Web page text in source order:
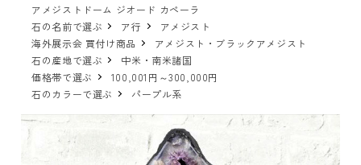
アメジストドーム ジオード カペーラ
石の名前で選ぶ
ア行
アメジスト
海外展示会 買付け商品
アメジスト・ブラックアメジスト
石の産地で選ぶ
中米・南米諸国
価格帯で選ぶ
100,001円～300,000円
石のカラーで選ぶ
パープル系